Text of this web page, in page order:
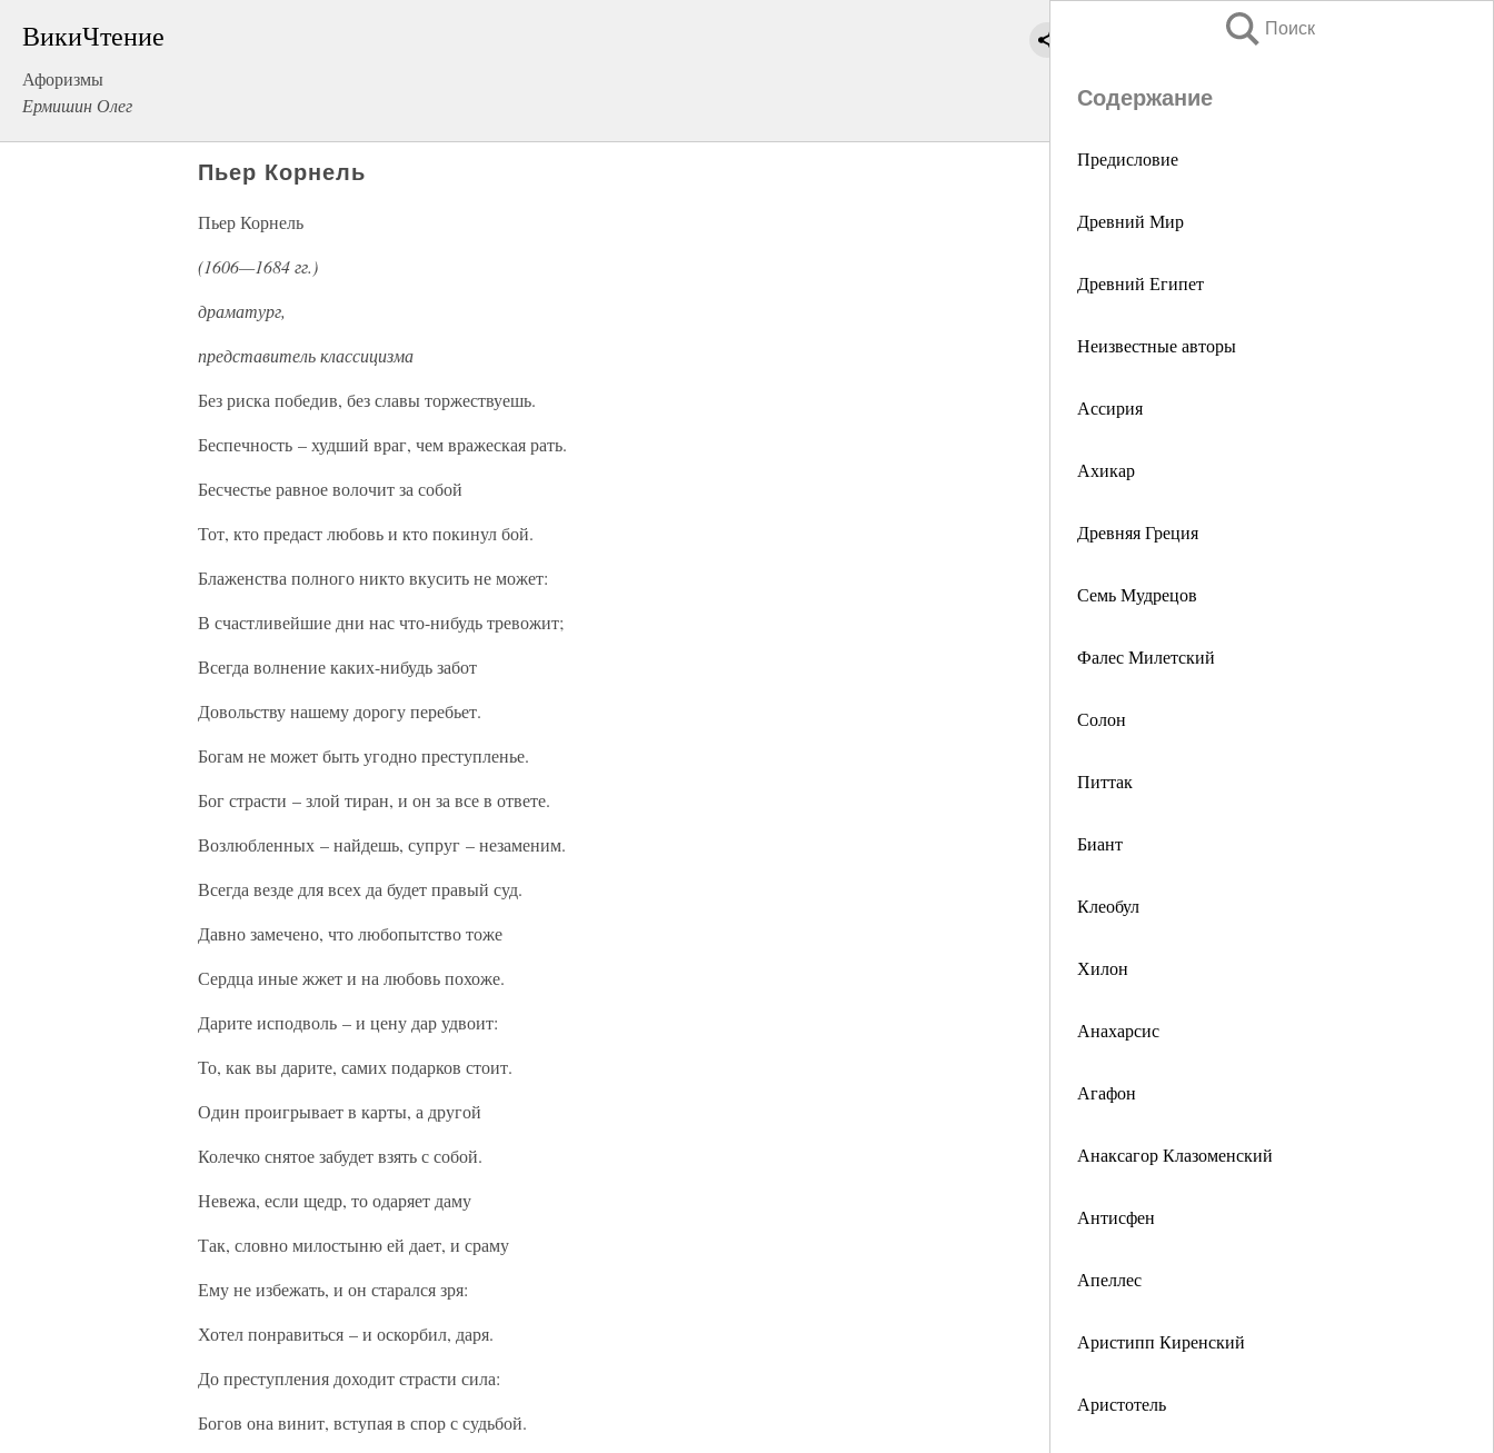
ВикиЧтение
Афоризмы
Ермишин Олег
Поиск
Содержание
Предисловие
Древний Мир
Древний Египет
Неизвестные авторы
Ассирия
Ахикар
Древняя Греция
Семь Мудрецов
Фалес Милетский
Солон
Питтак
Биант
Клеобул
Хилон
Анахарсис
Агафон
Анаксагор Клазоменский
Антисфен
Апеллес
Аристипп Киренский
Аристотель
Пьер Корнель
Пьер Корнель
(1606—1684 гг.)
драматург,
представитель классицизма
Без риска победив, без славы торжествуешь.
Беспечность – худший враг, чем вражеская рать.
Бесчестье равное волочит за собой
Тот, кто предаст любовь и кто покинул бой.
Блаженства полного никто вкусить не может:
В счастливейшие дни нас что-нибудь тревожит;
Всегда волнение каких-нибудь забот
Довольству нашему дорогу перебьет.
Богам не может быть угодно преступленье.
Бог страсти – злой тиран, и он за все в ответе.
Возлюбленных – найдешь, супруг – незаменим.
Всегда везде для всех да будет правый суд.
Давно замечено, что любопытство тоже
Сердца иные жжет и на любовь похоже.
Дарите исподволь – и цену дар удвоит:
То, как вы дарите, самих подарков стоит.
Один проигрывает в карты, а другой
Колечко снятое забудет взять с собой.
Невежа, если щедр, то одаряет даму
Так, словно милостыню ей дает, и сраму
Ему не избежать, и он старался зря:
Хотел понравиться – и оскорбил, даря.
До преступления доходит страсти сила:
Богов она винит, вступая в спор с судьбой.